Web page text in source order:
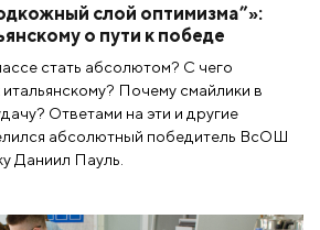
слой оптимизма”»:
о пути к победе
стать абсолютом? С чего
Почему смайлики в
Ответами на эти и другие
абсолютный победитель ВсОШ
Даниил Пауль.